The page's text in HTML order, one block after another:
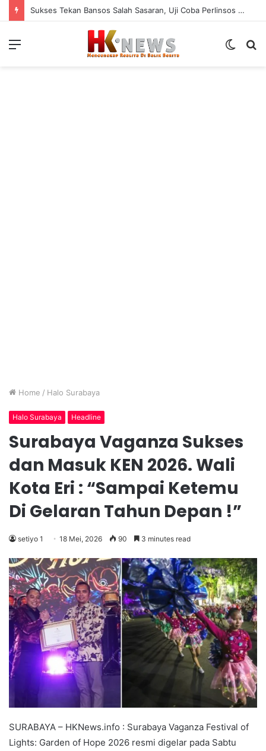
Sukses Tekan Bansos Salah Sasaran, Uji Coba Perlinsos Digital di Surabaya Hampir 100 Persen
Menu
Switch
Home / Halo Surabaya
Halo Surabaya Headline
Surabaya Vaganza Sukses
dan Masuk KEN 2026. Wali
Kota Eri : “Sampai Ketemu
Di Gelaran Tahun Depan !”
setiyo 1 18 Mei, 2026 90 3 minutes read
SURABAYA – HKNews.info : Surabaya Vaganza Festival of
Lights: Garden of Hope 2026 resmi digelar pada Sabtu